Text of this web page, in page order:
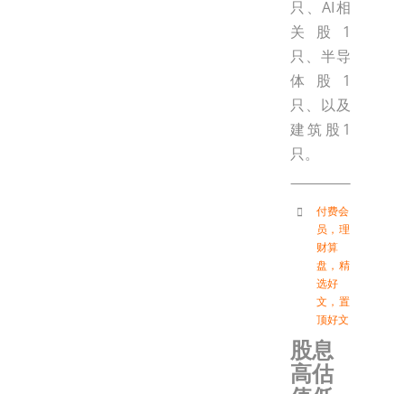
只、AI相
关股1
只、半导
体股1
只、以及
建筑股1
只。
付费会
员 ， 理
财算
盘 ， 精
选好
文 ， 置
顶好文
股息
高估